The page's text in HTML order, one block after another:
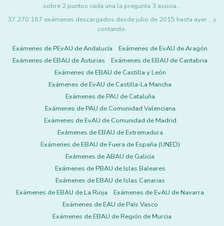
sobre 2 puntos cada una la pregunta 3 asocia…
37.270.187 exámenes descargados desde julio de 2015 hasta ayer... y
contando.
Exámenes de PEvAU de Andalucía
Exámenes de EvAU de Aragón
Exámenes de EBAU de Asturias
Exámenes de EBAU de Cantabria
Exámenes de EBAU de Castilla y León
Exámenes de EvAU de Castilla-La Mancha
Exámenes de PAU de Cataluña
Exámenes de PAU de Comunidad Valenciana
Exámenes de EvAU de Comunidad de Madrid
Exámenes de EBAU de Extremadura
Exámenes de EBAU de Fuera de España (UNED)
Exámenes de ABAU de Galicia
Exámenes de PBAU de Islas Baleares
Exámenes de EBAU de Islas Canarias
Exámenes de EBAU de La Rioja
Exámenes de EvAU de Navarra
Exámenes de EAU de País Vasco
Exámenes de EBAU de Región de Murcia